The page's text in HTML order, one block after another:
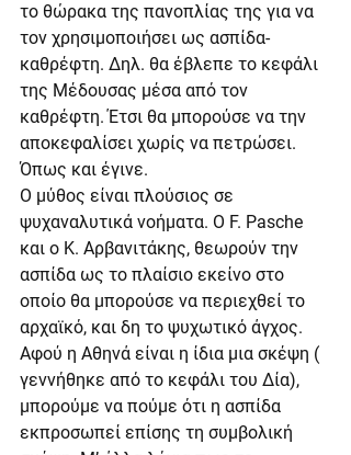
το θώρακα της πανοπλίας της για να
τον χρησιμοποιήσει ως ασπίδα-
καθρέφτη. Δηλ. θα έβλεπε το κεφάλι
της Μέδουσας μέσα από τον
καθρέφτη. Έτσι θα μπορούσε να την
αποκεφαλίσει χωρίς να πετρώσει.
Όπως και έγινε.
Ο μύθος είναι πλούσιος σε
ψυχαναλυτικά νοήματα. Ο F. Pasche
και ο Κ. Αρβανιτάκης, θεωρούν την
ασπίδα ως το πλαίσιο εκείνο στο
οποίο θα μπορούσε να περιεχθεί το
αρχαϊκό, και δη το ψυχωτικό άγχος.
Αφού η Αθηνά είναι η ίδια μια σκέψη (
γεννήθηκε από το κεφάλι του Δία),
μπορούμε να πούμε ότι η ασπίδα
εκπροσωπεί επίσης τη συμβολική